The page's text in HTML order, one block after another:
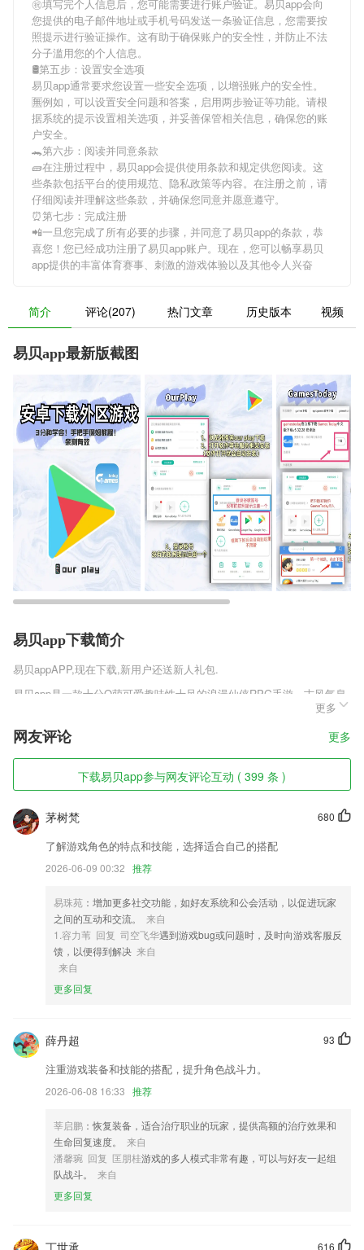
㊗填写完个人信息后，您可能需要进行账户验证。 易贝app会向
您提供的电子邮件地址或手机号码发送一条验证信息，您需要按
照提示进行验证操作。这有助于确保账户的安全性，并防止不法
分子滥用您的个人信息。
🛢第五步：设置安全选项
易贝app通常要求您设置一些安全选项，以增强账户的安全性。
🈚例如，可以设置安全问题和答案，启用两步验证等功能。请根
据系统的提示设置相关选项，并妥善保管相关信息，确保您的账
户安全。
🐊第六步：阅读并同意条款
🧱在注册过程中， 易贝app会提供使用条款和规定供您阅读。这
些条款包括平台的使用规范、隐私政策等内容。在注册之前，请
仔细阅读并理解这些条款，并确保您同意并愿意遵守。
⏰第七步：完成注册
📲一旦您完成了所有必要的步骤，并同意了易贝app的条款，恭
喜您！您已经成功注册了易贝app账户。现在，您可以畅享易贝
app提供的丰富体育赛事、刺激的游戏体验以及其他令人兴奋
简介 评论(207) 热门文章 历史版本 视频
易贝app最新版截图
易贝app下载简介
易贝appAPP,现在下载,新用户还送新人礼包.
易贝app是一款十分Q萌可爱趣味性十足的浪漫仙侠RPG手游，古风气息
十足的游戏画面，各种可爱Q萌形象的仙侠职业角色，玩家可以尽情的选
择，各种与众不同的修仙对战玩法，浪漫的仙侣情缘系统，在仙萌九天手
游这里将会邂逅到自己的爱人，一起挑战夫妻双修仙侠副本，获得游戏的
资源。
易贝app软件特色
1,100多种写字练习
2,多元化学习书法、国画、国学
3,玩转普通话学习社区，与广大普通话学友们一起交流普通话学习考试经
验，更有趣玩配音、美文朗读等多个普通话圈子话题等你来解锁。
4,支持在视频通话界面开启/关闭摄像头、麦克风。
5,一键取证取得的电子证据可在法律诉讼、法律纠纷、调解仲裁中被可信
采纳，帮助您有效维权。
6,操作简单，可以随时使用，完成工作，让自己的工作服务更到位。
易贝app软件优势
自己。
2.设置最新志愿填报系统，方便你填报志愿信息；
3.每周一个新故事、2265宝宝不腻烦。新的故事新的体验，新的学习，新
4.让更多孩子和家庭足不出户，即可享受优质的教育资源和学习体验。
5.除了课程,辅助分级阅读系统、听力资料,提供孩子课后的全方位学习辅
导,帮助听说读写全面发展.听说读写全面发展.
6.提供错题收藏，让你在复习过程中彻底解决各类错题。
待办页面新增拖动功能
更多
网友评论 更多
下载易贝app参与网友评论互动 ( 399 条 )
680
茅树梵
了解游戏角色的特点和技能，选择适合自己的搭配
2026-06-09 00:32 推荐
易珠苑 ：增加更多社交功能，如好友系统和公会活动，以促进玩家
之间的互动和交流。
来自
1.容力苇 回复 司空飞华遇到游戏bug或问题时，及时向游戏客服反
馈，以便得到解决 来自
来自
更多回复
93
薛丹超
注重游戏装备和技能的搭配，提升角色战斗力。
2026-06-08 16:33 推荐
莘启鹏 ：恢复装备，适合治疗职业的玩家，提供高额的治疗效果和
生命回复速度。
来自
潘馨琬 回复 匡朋桂游戏的多人模式非常有趣，可以与好友一起组
队战斗。
来自
更多回复
616
丁世承